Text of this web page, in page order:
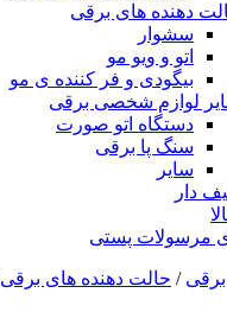
دهنده های برقی
سشوار
اتو و ویو مو
بیگودی و فر کننده ی مو
لوازم شخصی برقی
دستگاه اتو صورت
سنگ پا برقی
سایر
دار
مرسولات پستی
/ حالت دهنده های برقی